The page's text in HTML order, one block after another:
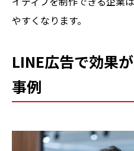
やすくなります。
LINE広告で効果
事例